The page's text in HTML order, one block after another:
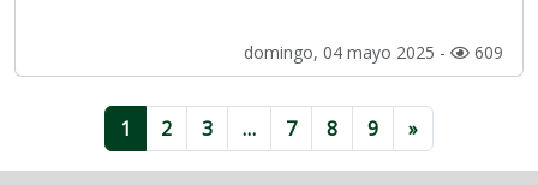
domingo, 04 mayo 2025 - 609
1 2 3 … 7 8 9 »